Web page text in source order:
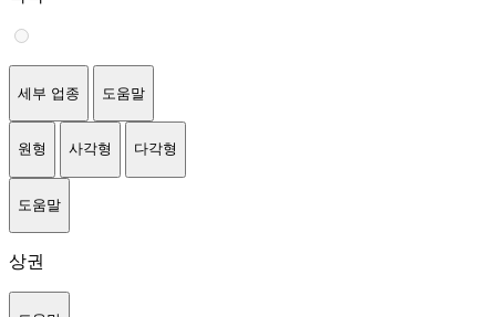
세부 업종 도움말
원형 사각형 다각형
도움말
상권